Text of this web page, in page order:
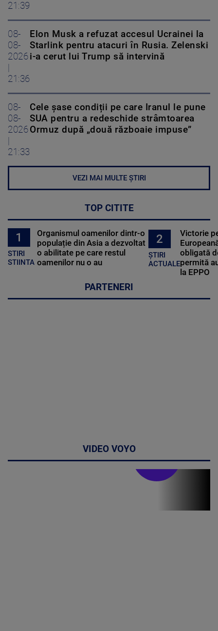
21:39
08-
08-
2026
21:36
Elon Musk a refuzat accesul Ucrainei la
Starlink pentru atacuri în Rusia. Zelenski
i-a cerut lui Trump să intervină
08-
08-
2026
21:33
Cele șase condiții pe care Iranul le pune
SUA pentru a redeschide strâmtoarea
Ormuz după „două războaie impuse”
VEZI MAI MULTE ȘTIRI
TOP CITITE
1
STIRI
STIINTA
Organismul oamenilor dintr-o
populație din Asia a dezvoltat
o abilitate pe care restul
oamenilor nu o au
2
ȘTIRI
ACTUALE
Victorie
obligată
permită
la EPPO
PARTENERI
VIDEO VOYO